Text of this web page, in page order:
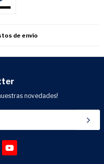
de envío
novedades!
